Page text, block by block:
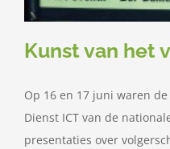
Kunst van het
Op 16 en 17 juni waren
Dienst ICT van de
presentaties over